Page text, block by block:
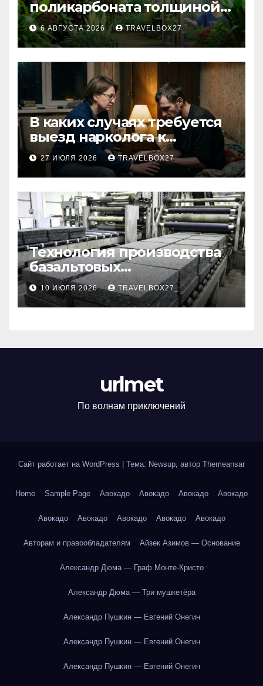
поликарбоната толщиной 4
и 6 мм
6 АВГУСТА 2026 TRAVELBOX27_
В каких случаях требуется
выезд нарколога к
пациенту
27 ИЮЛЯ 2026 TRAVELBOX27_
Технология производства
базальтовых
теплоизоляционных плит
по ГОСТ
10 ИЮЛЯ 2026 TRAVELBOX27_
urlmet
По волнам приключений
Сайт работает на WordPress Тема: Newsup, автор Themeansar
Home Sample Page Авокадо Авокадо Авокадо Авокадо
Авокадо Авокадо Авокадо Авокадо Авокадо
Авторам и правообладателям Айзек Азимов — Основание
Александр Дюма — Граф Монте-Кристо
Александр Дюма — Три мушкетёра
Александр Пушкин — Евгений Онегин
Александр Пушкин — Евгений Онегин
Александр Пушкин — Евгений Онегин